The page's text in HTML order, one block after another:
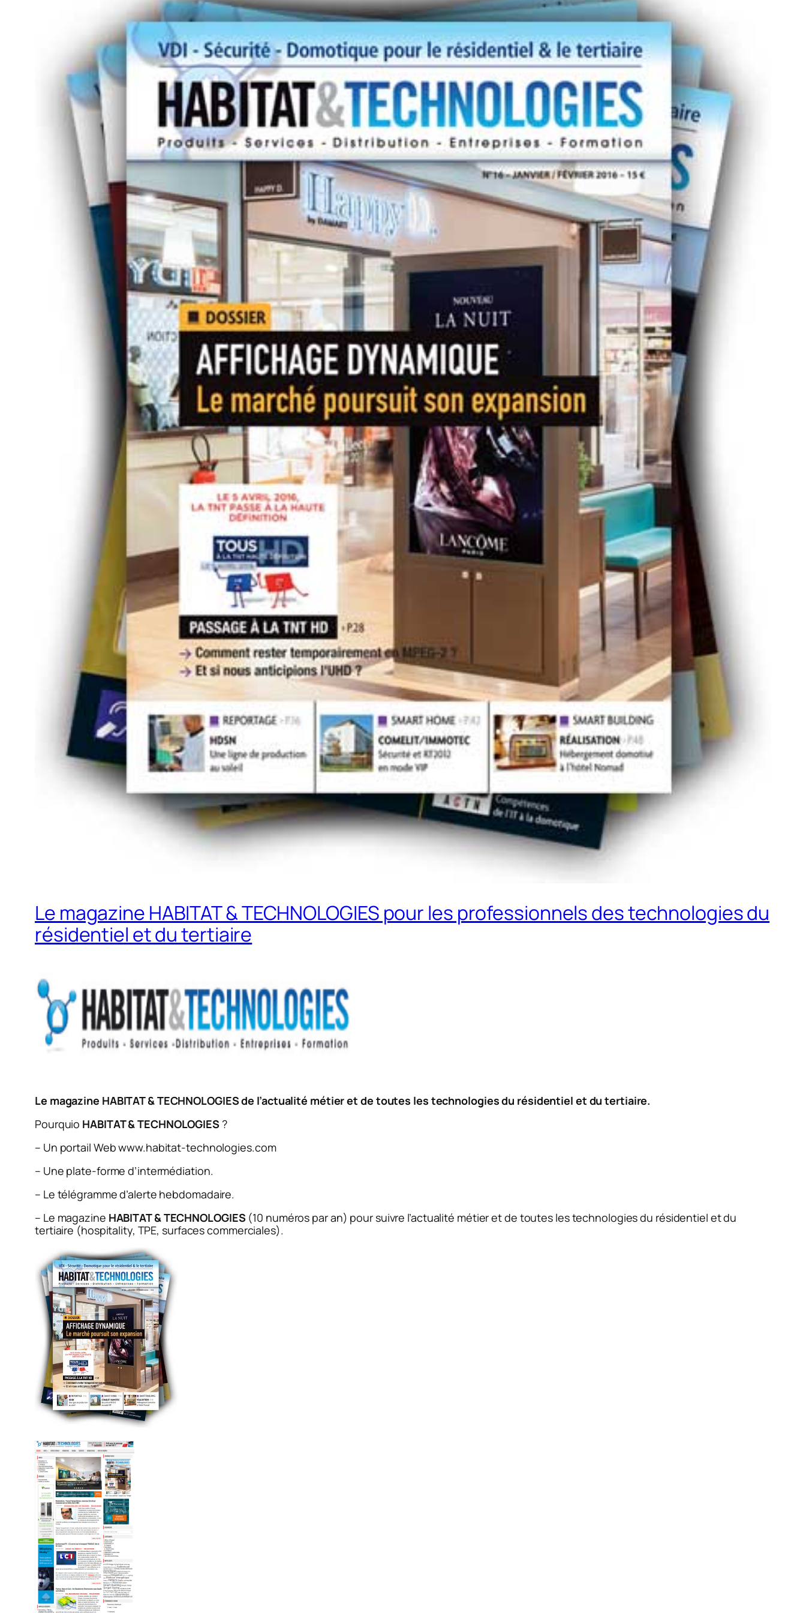
Le magazine HABITAT & TECHNOLOGIES pour les professionnels des technologies du
résidentiel et du tertiaire
Le magazine HABITAT & TECHNOLOGIES de l’actualité métier et de toutes les technologies du résidentiel et du tertiaire.
Pourquio HABITAT & TECHNOLOGIES?
– Un portail Web www.habitat-technologies.com
– Une plate-forme d’intermédiation.
– Le télégramme d’alerte hebdomadaire.
– Le magazine HABITAT & TECHNOLOGIES(10 numéros par an) pour suivre l’actualité métier et de toutes les technologies du résidentiel et du
tertiaire (hospitality, TPE, surfaces commerciales).